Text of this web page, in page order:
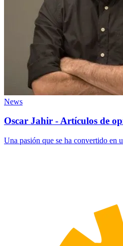
News
Oscar Jahir - Artículos de
Una pasión que se ha convertido en